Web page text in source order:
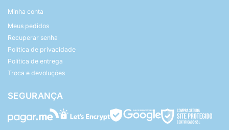
Minha conta
Meus pedidos
Recuperar senha
Política de privacidade
Política de entrega
Troca e devoluções
SEGURANÇA